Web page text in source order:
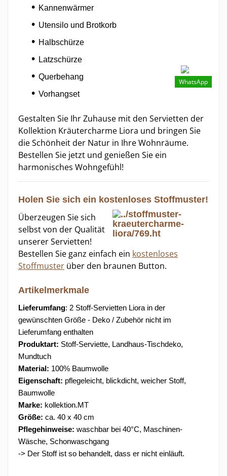
Kannenwärmer
Utensilo und Brotkorb
Halbschürze
Latzschürze
Querbehang
Vorhangset
Gestalten Sie Ihr Zuhause mit den Servietten der
Kollektion Kräutercharme Liora und bringen Sie
die Schönheit der Natur in Ihre Wohnräume.
Bestellen Sie jetzt und genießen Sie ein
harmonisches Wohngefühl!
Holen Sie sich ein kostenloses Stoffmuster!
Überzeugen Sie sich
selbst von der Qualität
unserer Servietten!
Bestellen Sie ganz einfach ein kostenloses
Stoffmuster über den braunen Button.
Artikelmerkmale
Lieferumfang: 2 Stoff-Servietten Liora in der
gewünschten Größe - Deko / Zubehör nicht im
Lieferumfang enthalten
Produktart: Stoff-Serviette, Landhaus-Tischdeko,
Mundtuch
Material: 100% Baumwolle
Eigenschaft: pflegeleicht, blickdicht, weicher Stoff,
Baumwolle
Marke: kollektion.MT
Größe: ca. 40 x 40 cm
Pflegehinweise: waschbar bei 40°C, Maschinen-
Wäsche, Schonwaschgang
-> Der Stoff ist so behandelt, dass er nicht einläuft.
WhatsApp